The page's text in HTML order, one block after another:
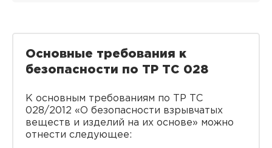
Основные требования к
безопасности по ТР ТС 028
К основным требованиям по ТР ТС
028/2012 «О безопасности взрывчатых
веществ и изделий на их основе» можно
отнести следующее: